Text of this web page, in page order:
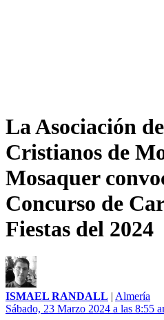
La Asociación
Cristianos de
Mosaquer
Concurso de
Fiestas del 2024
ISMAEL RANDALL | Almería
Sábado, 23 Marzo 2024 a las 8:55